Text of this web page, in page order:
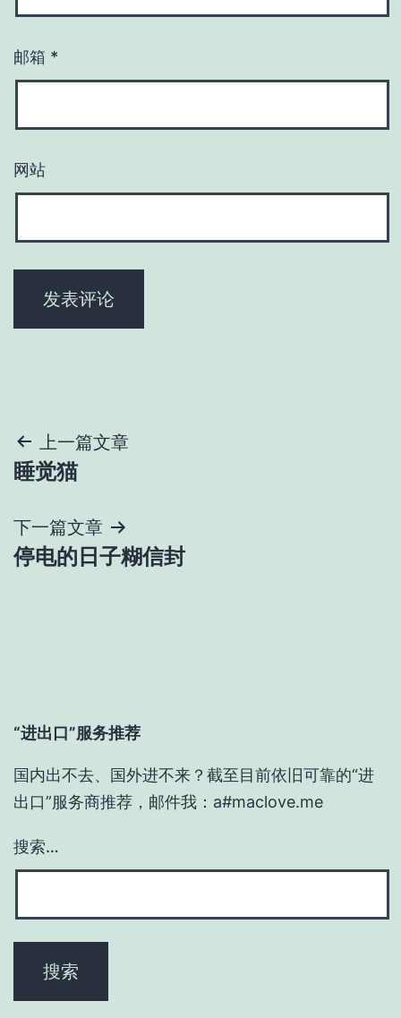
邮箱 *
网站
文
章
导
航
上一篇文章
睡觉猫
下一篇文章
停电的日子糊信封
“进出口”服务推荐
国内出不去、国外进不来？截至目前依旧可靠的“进
出口”服务商推荐，邮件我：a#maclove.me
搜索…